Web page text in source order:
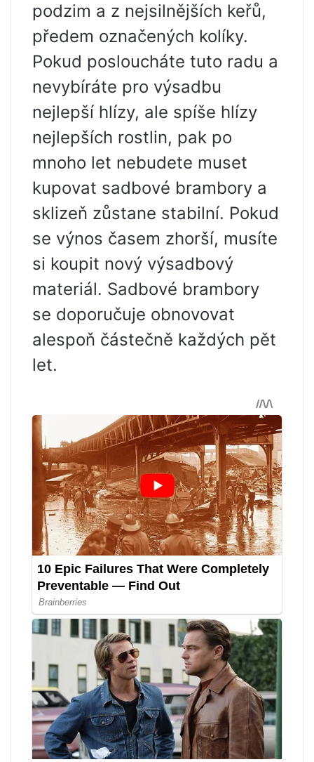
podzim a z nejsilnějších keřů,
předem označených kolíky.
Pokud posloucháte tuto radu a
nevybíráte pro výsadbu
nejlepší hlízy, ale spíše hlízy
nejlepších rostlin, pak po
mnoho let nebudete muset
kupovat sadbové brambory a
sklizeň zůstane stabilní. Pokud
se výnos časem zhorší, musíte
si koupit nový výsadbový
materiál. Sadbové brambory
se doporučuje obnovovat
alespoň částečně každých pět
let.